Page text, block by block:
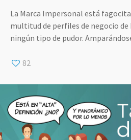
La Marca Impersonal está
multitud de perfiles de negocio de
ningún tipo de pudor.
82